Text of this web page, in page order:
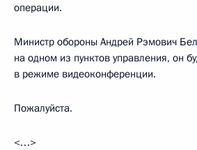
операции.
Министр обороны Андрей Рэмович
на одном из пунктов управления, он
в режиме видеоконференции.
Пожалуйста.
<…>